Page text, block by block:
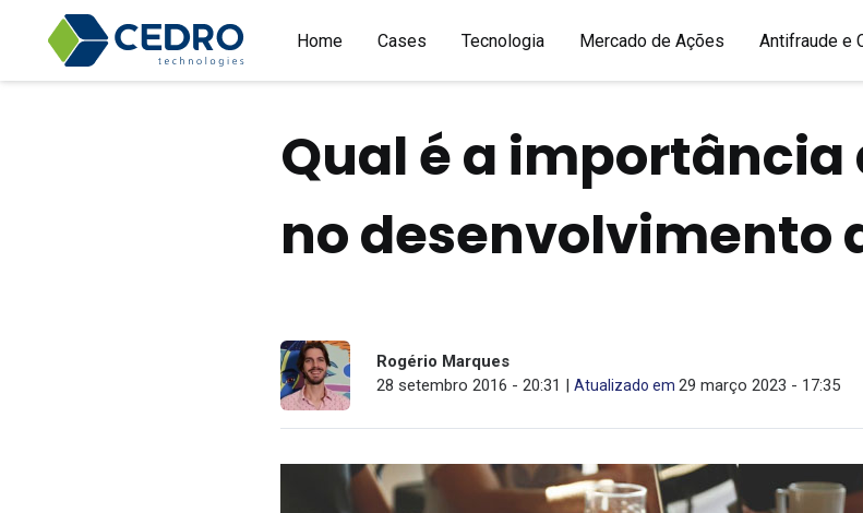
Home Cases Tecnologia Mercado de Ações Antifraude e
Qual é a
no desenvolvimento
Rogério Marques
28 setembro 2016 - 20:31 |Atualizado em29 março 2023 - 17:35